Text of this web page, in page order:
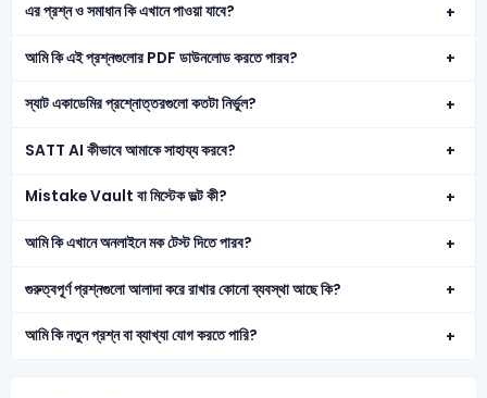
এর প্রশ্ন ও সমাধান কি এখানে পাওয়া যাবে?
আমি কি এই প্রশ্নগুলোর PDF ডাউনলোড করতে পারব?
স্যাট একাডেমির প্রশ্নোত্তরগুলো কতটা নির্ভুল?
SATT AI কীভাবে আমাকে সাহায্য করবে?
Mistake Vault বা মিস্টেক ভল্ট কী?
আমি কি এখানে অনলাইনে মক টেস্ট দিতে পারব?
গুরুত্বপূর্ণ প্রশ্নগুলো আলাদা করে রাখার কোনো ব্যবস্থা আছে কি?
আমি কি নতুন প্রশ্ন বা ব্যাখ্যা যোগ করতে পারি?